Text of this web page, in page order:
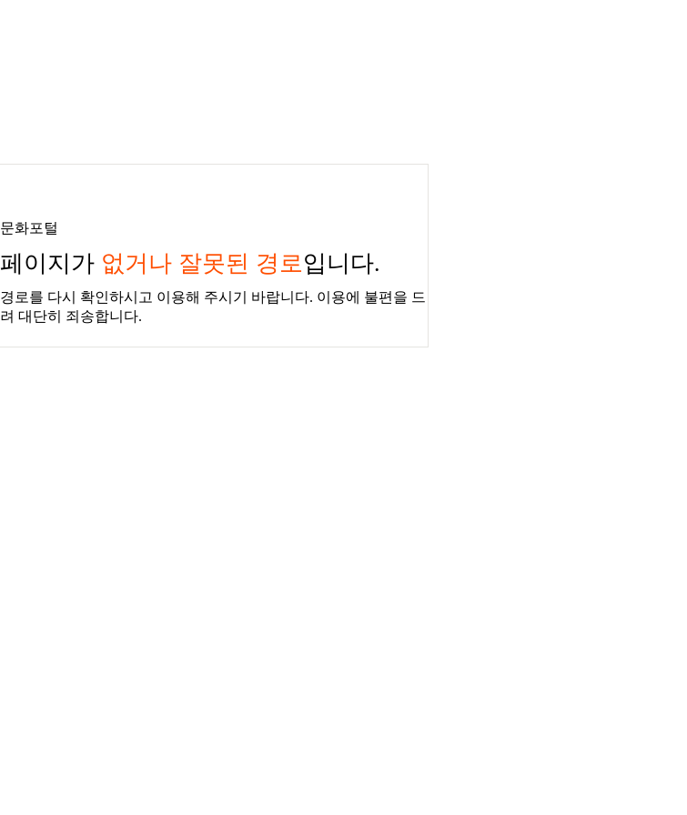
문화포털
페이지가 없거나 잘못된 경로입니다.
경로를 다시 확인하시고 이용해 주시기 바랍니다. 이용에 불편을 드
려 대단히 죄송합니다.